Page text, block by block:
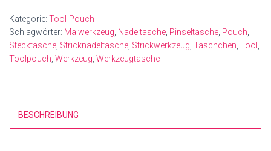
Kategorie: Tool-Pouch
Schlagwörter: Malwerkzeug Nadeltasche Pinseltasche Pouch
Stecktasche Stricknadeltasche Strickwerkzeug Täschchen Tool
Toolpouch Werkzeug Werkzeugtasche
BESCHREIBUNG